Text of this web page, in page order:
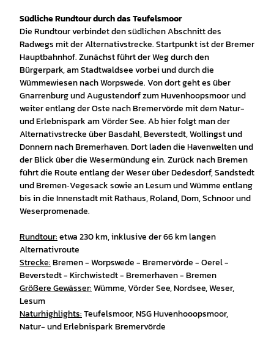
Südliche Rundtour durch das Teufelsmoor
Die Rundtour verbindet den südlichen Abschnitt des
Radwegs mit der Alternativstrecke. Startpunkt ist der Bremer
Hauptbahnhof. Zunächst führt der Weg durch den
Bürgerpark, am Stadtwaldsee vorbei und durch die
Wümmewiesen nach Worpswede. Von dort geht es über
Gnarrenburg und Augustendorf zum Huvenhoopsmoor und
weiter entlang der Oste nach Bremervörde mit dem Natur-
und Erlebnispark am Vörder See. Ab hier folgt man der
Alternativstrecke über Basdahl, Beverstedt, Wollingst und
Donnern nach Bremerhaven. Dort laden die Havenwelten und
der Blick über die Wesermündung ein. Zurück nach Bremen
führt die Route entlang der Weser über Dedesdorf, Sandstedt
und Bremen‑Vegesack sowie an Lesum und Wümme entlang
bis in die Innenstadt mit Rathaus, Roland, Dom, Schnoor und
Weserpromenade.
Rundtour:etwa 230 km, inklusive der 66 km langen
Alternativroute
Strecke:Bremen - Worpswede - Bremervörde - Oerel -
Beverstedt - Kirchwistedt - Bremerhaven - Bremen
Größere Gewässer:Wümme, Vörder See, Nordsee, Weser,
Lesum
Naturhighlights:Teufelsmoor, NSG Huvenhooopsmoor,
Natur- und Erlebnispark Bremervörde